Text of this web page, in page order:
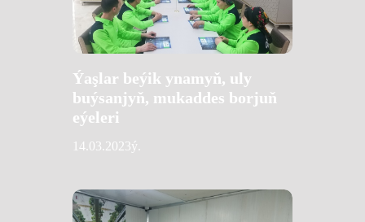
Ýaşlar beýik ynamyň, uly
buýsanjyň, mukaddes borjuň
eýeleri
14.03.2023ý.